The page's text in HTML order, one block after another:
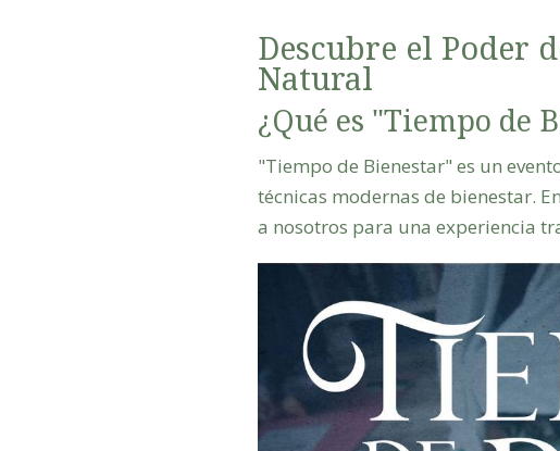
Descubre el Poder
Natural
¿Qué es "Tiempo de
"Tiempo de Bienestar" es un
técnicas modernas de bienestar.
a nosotros para una experiencia